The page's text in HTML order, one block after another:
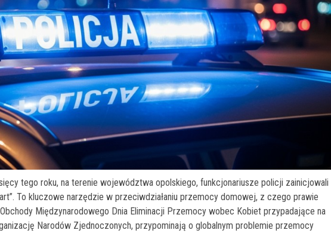
tego roku, na terenie województwa opolskiego, funkcjonariusze policji zainicjowali
To kluczowe narzędzie w przeciwdziałaniu przemocy domowej, z czego prawie
Międzynarodowego Dnia Eliminacji Przemocy wobec Kobiet przypadające na
Narodów Zjednoczonych, przypominają o globalnym problemie przemocy